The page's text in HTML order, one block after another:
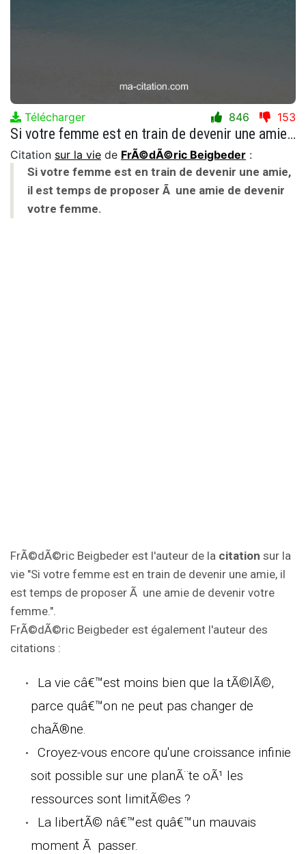
Télécharger 846 153
Si votre femme est en train de devenir une amie, il est temps de proposer Ã une amie de devenir votre femme.
Citation sur la vie de FrÃ©dÃ©ric Beigbeder :
Si votre femme est en train de devenir une amie,
il est temps de proposer Ã une amie de devenir
votre femme.
FrÃ©dÃ©ric Beigbeder est l'auteur de la citation sur la
vie "Si votre femme est en train de devenir une amie, il
est temps de proposer Ã une amie de devenir votre
femme.".
FrÃ©dÃ©ric Beigbeder est également l'auteur des
citations :
La vie câ€™est moins bien que la tÃ©lÃ©,
parce quâ€™on ne peut pas changer de
chaÃ®ne.
Croyez-vous encore qu'une croissance infinie
soit possible sur une planÃ¨te oÃ¹ les
ressources sont limitÃ©es ?
La libertÃ© nâ€™est quâ€™un mauvais
moment Ã passer.